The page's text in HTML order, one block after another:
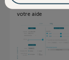
l'ancienne box.
votre aide